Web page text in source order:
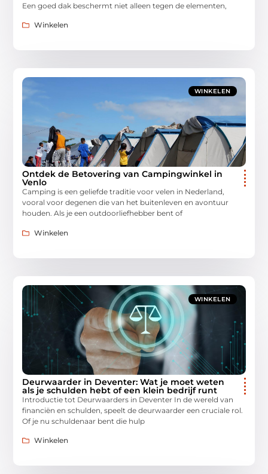
Een goed dak beschermt niet alleen tegen de elementen,
Winkelen
WINKELEN
Ontdek de Betovering van Campingwinkel in
Venlo
Camping is een geliefde traditie voor velen in Nederland,
vooral voor degenen die van het buitenleven en avontuur
houden. Als je een outdoorliefhebber bent of
Winkelen
WINKELEN
Deurwaarder in Deventer: Wat je moet weten
als je schulden hebt of een klein bedrijf runt
Introductie tot Deurwaarders in Deventer In de wereld van
financiën en schulden, speelt de deurwaarder een cruciale rol.
Of je nu schuldenaar bent die hulp
Winkelen